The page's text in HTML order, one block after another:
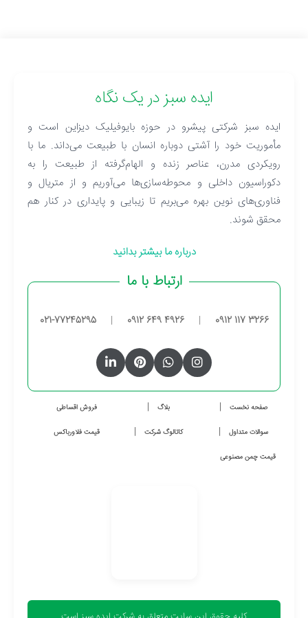
ایده سبز در یک نگاه
ایده سبز شرکتی پیشرو در حوزه بایوفیلیک دیزاین است و
مأموریت خود را آشتی دوباره انسان با طبیعت می‌داند. ما با
رویکردی مدرن، عناصر زنده و الهام‌گرفته از طبیعت را به
دکوراسیون داخلی و محوطه‌سازی‌ها می‌آوریم و از متریال و
فناوری‌های نوین بهره می‌بریم تا زیبایی و پایداری در کنار هم
محقق شوند.
درباره ما بیشتر بدانید
ارتباط با ما
0912 117 3266
|
0912 649 4926
|
021-77245295
صفحه نخست بلاگ فروش اقساطی
سوالات متداول کاتالوگ شرکت قیمت فلاورباکس
قیمت چمن مصنوعی